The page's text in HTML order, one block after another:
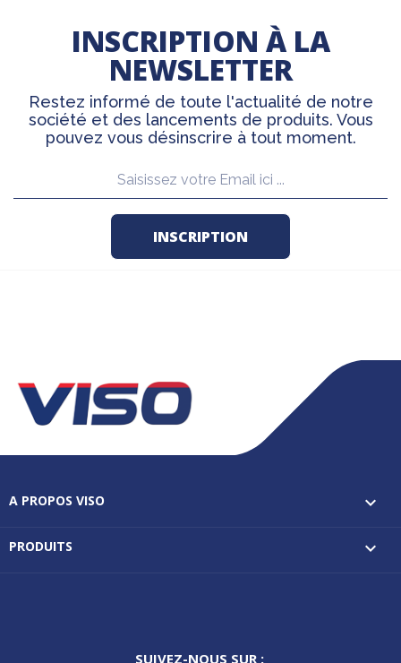
INSCRIPTION À LA
NEWSLETTER
Restez informé de toute l'actualité de notre
société et des lancements de produits. Vous
pouvez vous désinscrire à tout moment.
A PROPOS VISO 
PRODUITS 
SUIVEZ-NOUS SUR :